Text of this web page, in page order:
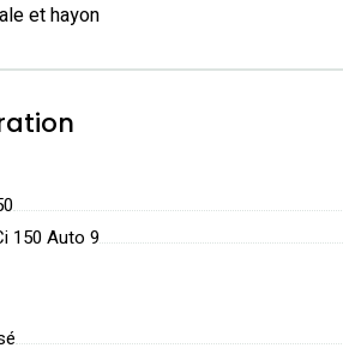
et hayon
150 Auto 9